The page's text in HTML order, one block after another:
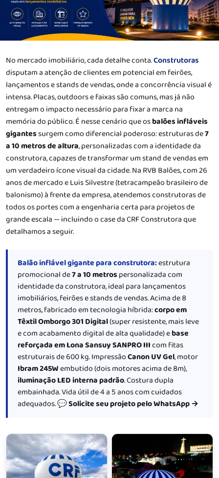
No mercado imobiliário, cada detalhe conta.Construtoras
disputam a atenção de clientes em potencial em feirões,
lançamentos e stands de vendas, onde a concorrência visual é
intensa. Placas, outdoors e faixas são comuns, mas já não
entregam o impacto necessário para fixar a marca na
memória do público. É nesse cenário que osbalões infláveis
gigantessurgem como diferencial poderoso: estruturas de7
a 10 metros de altura, personalizadas com a identidade da
construtora, capazes de transformar um stand de vendas em
um verdadeiro ícone visual da cidade. Na RVB Balões, com 26
anos de mercado e Luis Silvestre (tetracampeão brasileiro de
balonismo) à frente da empresa, atendemos construtoras de
todos os portes com a engenharia certa para projetos de
grande escala — incluindo o case da CRF Construtora que
detalhamos a seguir.
Balão inflável gigante para construtora:estrutura
promocional de7 a 10 metros personalizada com
identidade da construtora, ideal para lançamentos
imobiliários, feirões e stands de vendas. Acima de 8
metros, fabricado em tecnologia híbrida:corpo em
Têxtil Omborgo 301 Digital(super resistente, mais leve
e com acabamento digital de alta qualidade) ebase
reforçada em Lona Sansuy SANPRO IIIcom fitas
estruturais de 600 kg. ImpressãoCanon UV Gel, motor
Ibram 245Wembutido (dois motores acima de 8m),
iluminação LED interna padrão. Costura dupla
embainhada. Vida útil de 4 a 5 anos com cuidados
adequados.💬 Solicite seu projeto pelo WhatsApp →